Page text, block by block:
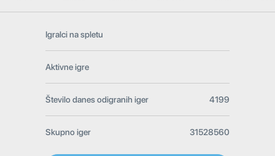
Igralci na spletu
Aktivne igre
Število danes odigranih iger 4199
Skupno iger 31528560